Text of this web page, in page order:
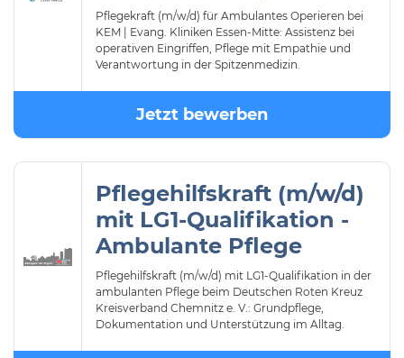
Pflegekraft (m/w/d) für Ambulantes Operieren bei
KEM | Evang. Kliniken Essen-Mitte: Assistenz bei
operativen Eingriffen, Pflege mit Empathie und
Verantwortung in der Spitzenmedizin.
Jetzt bewerben
Pflegehilfskraft (m/w/d)
mit LG1-Qualifikation -
Ambulante Pflege
Pflegehilfskraft (m/w/d) mit LG1-Qualifikation in der
ambulanten Pflege beim Deutschen Roten Kreuz
Kreisverband Chemnitz e. V.: Grundpflege,
Dokumentation und Unterstützung im Alltag.